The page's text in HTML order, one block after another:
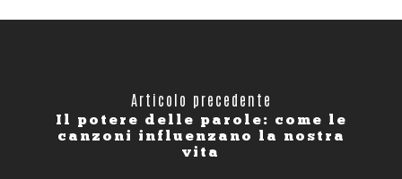
Articolo precedente
Il potere delle parole: come le
canzoni influenzano la nostra
vita